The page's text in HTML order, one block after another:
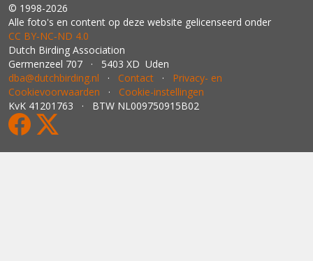
© 1998-2026
Alle foto's en content op deze website gelicenseerd onder
CC BY‑NC‑ND 4.0
Dutch Birding Association
Germenzeel 707 · 5403 XD Uden
dba@dutchbirding.nl · Contact · Privacy- en
Cookievoorwaarden · Cookie-instellingen
KvK 41201763 · BTW NL009750915B02